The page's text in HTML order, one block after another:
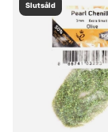
Slutsåld